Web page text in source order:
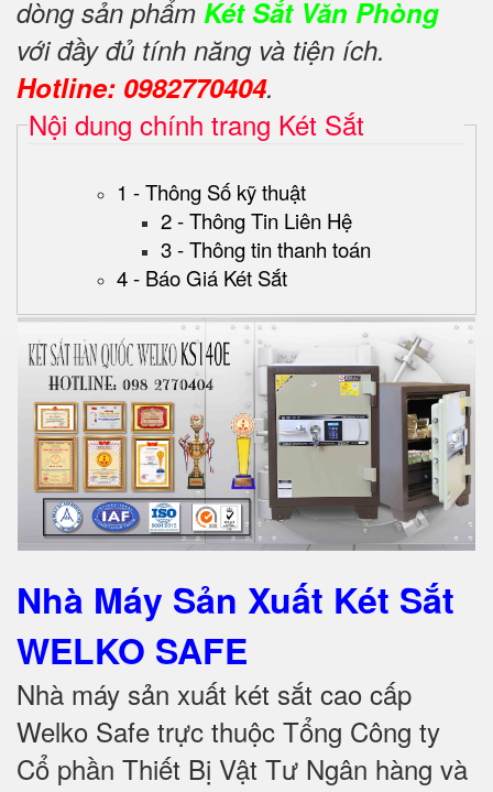
dòng sản phẩm Két Sắt Văn Phòng
với đầy đủ tính năng và tiện ích.
Hotline: 0982770404.
Nội dung chính trang Két Sắt
1 - Thông Số kỹ thuật
2 - Thông Tin Liên Hệ
3 - Thông tin thanh toán
4 - Báo Giá Két Sắt
Nhà Máy Sản Xuất Két Sắt
WELKO SAFE
Nhà máy sản xuất két sắt cao cấp
Welko Safe trực thuộc Tổng Công ty
Cổ phần Thiết Bị Vật Tư Ngân hàng và